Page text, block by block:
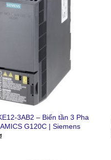
3AB2 – Biến tần 3 Pha
G120C | Siemens